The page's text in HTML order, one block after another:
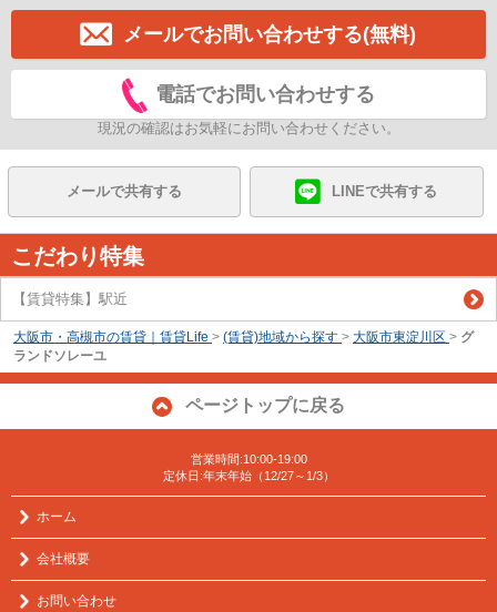
メールでお問い合わせする(無料)
電話でお問い合わせする
現況の確認はお気軽にお問い合わせください。
メールで共有する LINEで共有する
こだわり特集
【賃貸特集】駅近
大阪市・高槻市の賃貸｜賃貸Life > (賃貸)地域から探す > 大阪市東淀川区 > グ
ランドソレーユ
ページトップに戻る
営業時間:10:00-19:00
定休日:年末年始（12/27～1/3）
ホーム
会社概要
お問い合わせ